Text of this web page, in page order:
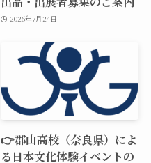
2026年7月24日
👉郡山高校（奈良県）によ
る日本文化体験イベントの